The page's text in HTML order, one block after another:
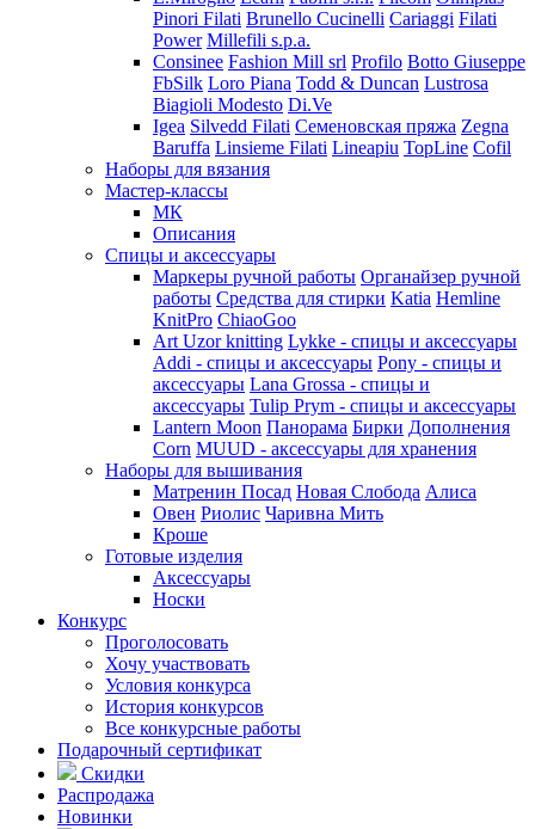
Pinori Filati Brunello Cucinelli Cariaggi Filati
Power Millefili s.p.a.
Consinee Fashion Mill srl Profilo Botto Giuseppe
FbSilk Loro Piana Todd & Duncan Lustrosa
Biagioli Modesto Di.Ve
Igea Silvedd Filati Семеновская пряжа Zegna
Baruffa Linsieme Filati Lineapiu TopLine Cofil
Наборы для вязания
Мастер-классы
МК
Описания
Спицы и аксессуары
Маркеры ручной работы Органайзер ручной
работы Средства для стирки Katia Hemline
KnitPro ChiaoGoo
Art Uzor knitting Lykke - спицы и аксессуары
Addi - спицы и аксессуары Pony - спицы и
аксессуары Lana Grossa - спицы и
аксессуары Tulip Prym - спицы и аксессуары
Lantern Moon Панорама Бирки Дополнения
Corn MUUD - аксессуары для хранения
Наборы для вышивания
Матренин Посад Новая Слобода Алиса
Овен Риолис Чаривна Мить
Кроше
Готовые изделия
Аксессуары
Носки
Конкурс
Проголосовать
Хочу участвовать
Условия конкурса
История конкурсов
Все конкурсные работы
Подарочный сертификат
Скидки
Распродажа
Новинки